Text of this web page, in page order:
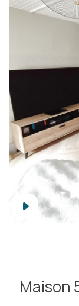
Maison 5 pièce(s) 3 chambre(s)